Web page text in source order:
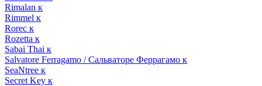
Rimalan к
Rimmel к
Rorec к
Rozetta к
Sabai Thai к
Salvatore Ferragamo / Сальваторе Феррагамо к
SeaNtree к
Secret Key к